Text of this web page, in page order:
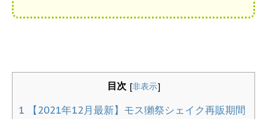
目次 [非表示]
1 【2021年12月最新】モス獺祭シェイク再販期間